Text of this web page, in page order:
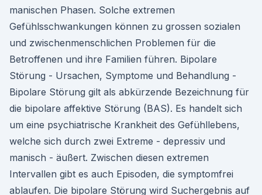
manischen Phasen. Solche extremen
Gefühlsschwankungen können zu grossen sozialen
und zwischenmenschlichen Problemen für die
Betroffenen und ihre Familien führen. Bipolare
Störung - Ursachen, Symptome und Behandlung -
Bipolare Störung gilt als abkürzende Bezeichnung für
die bipolare affektive Störung (BAS). Es handelt sich
um eine psychiatrische Krankheit des Gefühllebens,
welche sich durch zwei Extreme - depressiv und
manisch - äußert. Zwischen diesen extremen
Intervallen gibt es auch Episoden, die symptomfrei
ablaufen. Die bipolare Störung wird Suchergebnis auf